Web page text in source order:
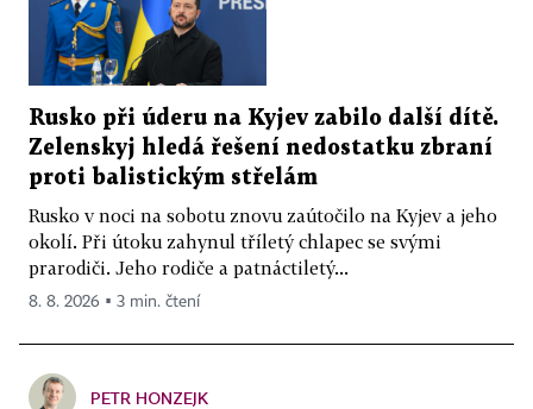
Rusko při úderu na Kyjev zabilo další dítě.
Zelenskyj hledá řešení nedostatku zbraní
proti balistickým střelám
Rusko v noci na sobotu znovu zaútočilo na Kyjev a jeho
okolí. Při útoku zahynul tříletý chlapec se svými
prarodiči. Jeho rodiče a patnáctiletý...
8. 8. 2026 ▪ 3 min. čtení
PETR HONZEJK